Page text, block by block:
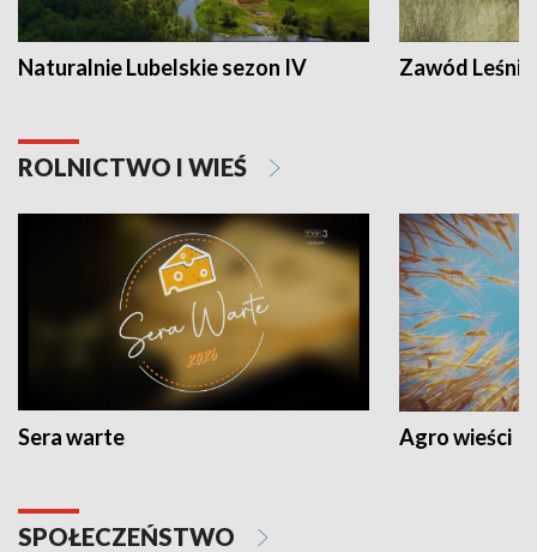
Naturalnie Lubelskie sezon IV Zawód Leśnik
ROLNICTWO I WIEŚ
Sera warte Agro wieści
SPOŁECZEŃSTWO